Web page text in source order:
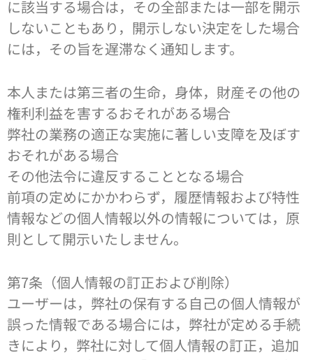
に該当する場合は，その全部または一部を開示
しないこともあり，開示しない決定をした場合
には，その旨を遅滞なく通知します。
本人または第三者の生命，身体，財産その他の
権利利益を害するおそれがある場合
弊社の業務の適正な実施に著しい支障を及ぼす
おそれがある場合
その他法令に違反することとなる場合
前項の定めにかかわらず，履歴情報および特性
情報などの個人情報以外の情報については，原
則として開示いたしません。
第7条（個人情報の訂正および削除）
ユーザーは，弊社の保有する自己の個人情報が
誤った情報である場合には，弊社が定める手続
きにより，弊社に対して個人情報の訂正，追加